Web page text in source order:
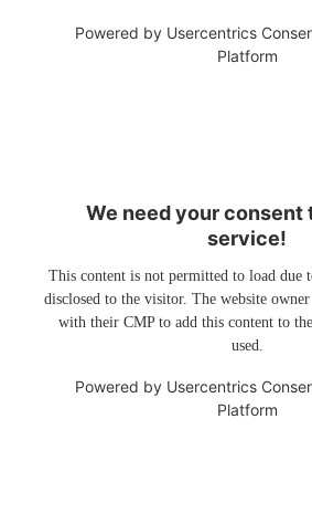
Powered by Usercentrics
Platform
We need your consent
service!
This content is not permitted to load due
disclosed to the visitor. The website owner
with their CMP to add this content to
used.
Powered by Usercentrics
Platform